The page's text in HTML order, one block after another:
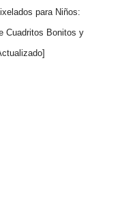
para Niños:
Cuadritos Bonitos y